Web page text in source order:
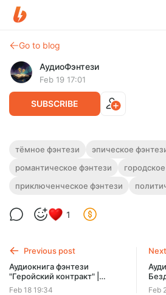
Go to blog
АудиоФэнтези
Feb 19 17:01
SUBSCRIBE
Аудиокнига фэнтези
Трилогия
Полная версия. Трилогия.
рекламы и любых ограничений!
Level required:
Billed every 12
Offer ends 08
тёмное фэнтези эпическое
романтическое фэнтези
приключенческое фэнтези
1
Previous post
Аудиокнига фэнтези
"Геройский контракт" |
Трилогия
Feb 18 19:34 Feb